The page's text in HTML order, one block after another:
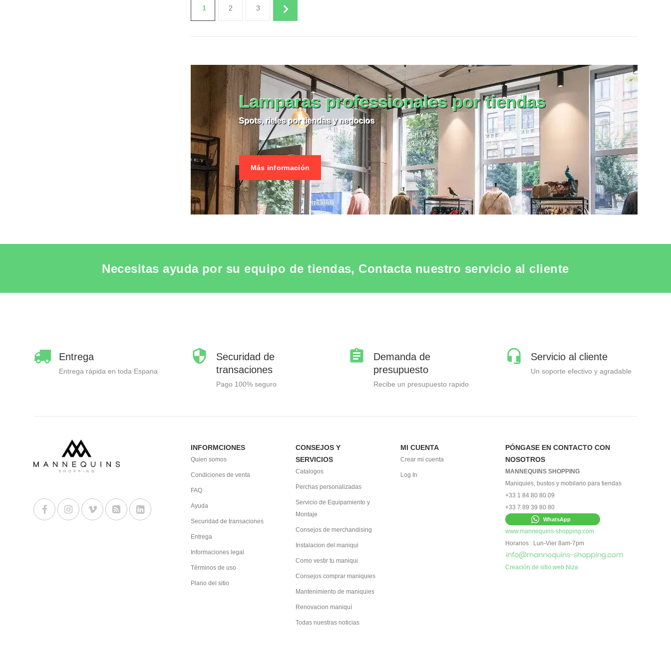
VER EL PRODUCTO ILUMINACIÓN VER EL PRODUCTO ILUMINACIÓN VER EL PRODUCTO ILUMINACIÓN
1 2 3
Lamparas professionales por tiendas
Spots, rieles por tiendas y negocios
Más información
Necesitas ayuda por su equipo de tiendas, Contacta nuestro servicio al cliente
Entrega
Entrega rápida en toda Espana
Securidad de
transaciones
Pago 100% seguro
Demanda de
presupuesto
Recibe un presupuesto rapido
Servicio al cliente
Un soporte efectivo y agradable
INFORMCIONES
Quien somos
Condiciones de venta
FAQ
Ayuda
Securidad de transaciones
Entrega
Informaciones legal
Términos de uso
Plano del sitio
CONSEJOS Y
SERVICIOS
Catalogos
Perchas personalizadas
Servicio de Equipamiento y
Montaje
Consejos de merchandising
Instalacion del maniqui
Como vestir tu maniqui
Consejos comprar maniquies
Mantenimiento de maniquies
Renovacion maniquí
Todas nuestras noticias
MI CUENTA
Crear mi cuenta
Log In
PÓNGASE EN CONTACTO CON
NOSOTROS
MANNEQUINS SHOPPING
Maniquies, bustos y mobilario para tiendas
+33 1 84 80 80 09
+33 7 89 39 80 80
WhatsApp
www.mannequins-shopping.com
Horarios : Lun-Vier 8am-7pm
Creación de sitio web Niza